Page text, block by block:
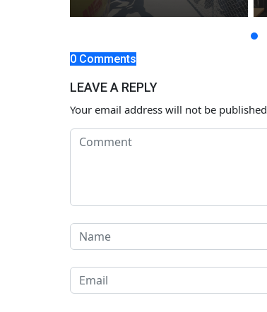
0 Comments
LEAVE A REPLY
Your email address will not be published